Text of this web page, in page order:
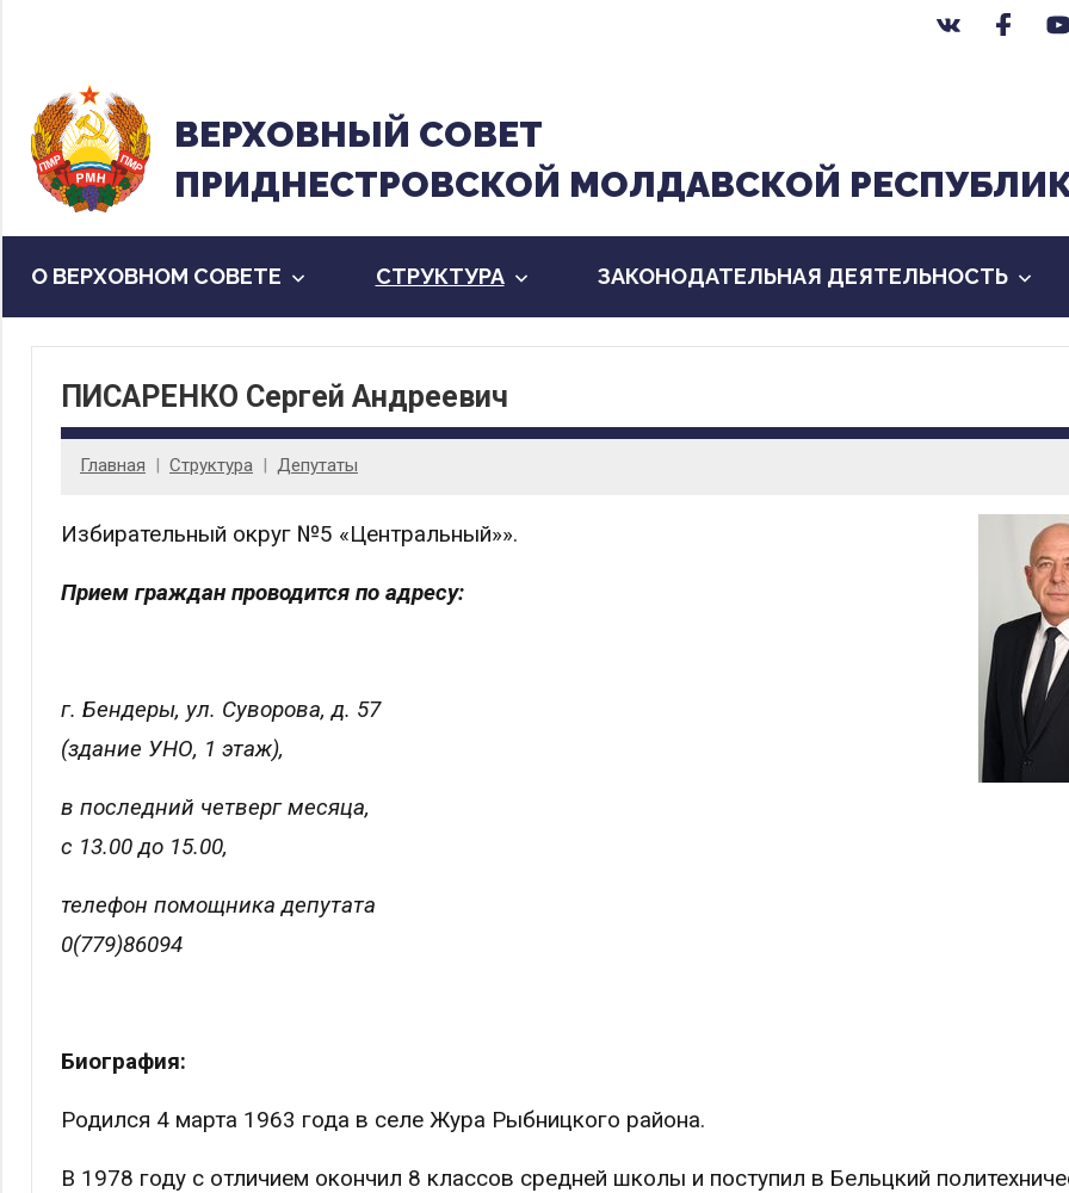
содержанию
ВЕРХОВНЫЙ CОВЕТ
ПРИДНЕСТРОВСКОЙ МОЛДАВСКОЙ
О ВЕРХОВНОМ СОВЕТЕ CТРУКТУРА ЗАКОНОДАТЕЛЬНАЯ ДЕЯТЕЛЬНОСТЬ
ПИСАРЕНКО Сергей Андреевич
Главная Cтруктура Депутаты
Избирательный округ №5 «Центральный»».
Прием граждан проводится по адресу:
г. Бендеры, ул. Суворова, д. 57
(здание УНО, 1 этаж),
в последний четверг месяца,
с 13.00 до 15.00,
телефон помощника депутата
0(779)86094
Биография:
Родился 4 марта 1963 года в селе Жура Рыбницкого района.
В 1978 году с отличием окончил 8 классов средней школы и поступил в Бельцкий